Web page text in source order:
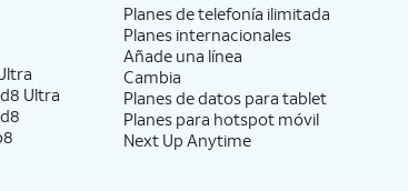
Ultra
Planes de telefonía ilimitada
Planes internacionales
Añade una línea
Cambia
Planes de datos para tablet
Planes para hotspot móvil
Next Up Anytime